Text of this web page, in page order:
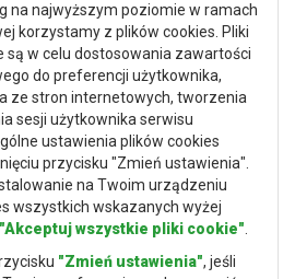
na najwyższym poziomie w ramach
korzystamy z plików cookies. Pliki
są w celu dostosowania zawartości
do preferencji użytkownika,
ze stron internetowych, tworzenia
sesji użytkownika serwisu
ustawienia plików cookies
przycisku "Zmień ustawienia".
na Twoim urządzeniu
wszystkich wskazanych wyżej
"Akceptuj wszystkie pliki cookie"
"Zmień ustawienia", jeśli
Białystok
Kielce
Gdańsk
Dywany Toruń
Bydgoszcz